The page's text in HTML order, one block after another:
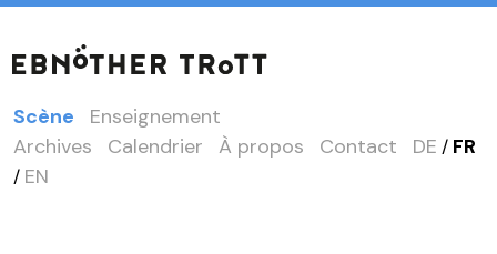
Scène
Enseignement
Archives
Calendrier À propos Contact DE / FR
/ EN